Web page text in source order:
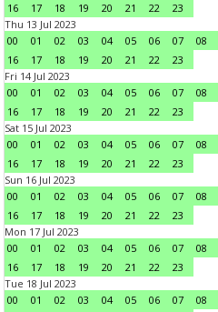
16
17 18 19 20 21 22
23
Thu 13 Jul 2023
00
01 02 03 04 05 06 07 08
16
17 18 19 20 21 22
23
Fri 14 Jul 2023
00
01 02 03 04 05 06 07 08
16
17 18 19 20 21 22
23
Sat 15 Jul 2023
00
01 02 03 04 05 06 07 08
16
17 18 19 20 21 22
23
Sun 16 Jul 2023
00
01 02 03 04 05 06 07 08
16
17 18 19 20 21 22
23
Mon 17 Jul 2023
00
01 02 03 04 05 06 07 08
16
17 18 19 20 21 22
23
Tue 18 Jul 2023
00
01 02 03 04 05 06 07 08